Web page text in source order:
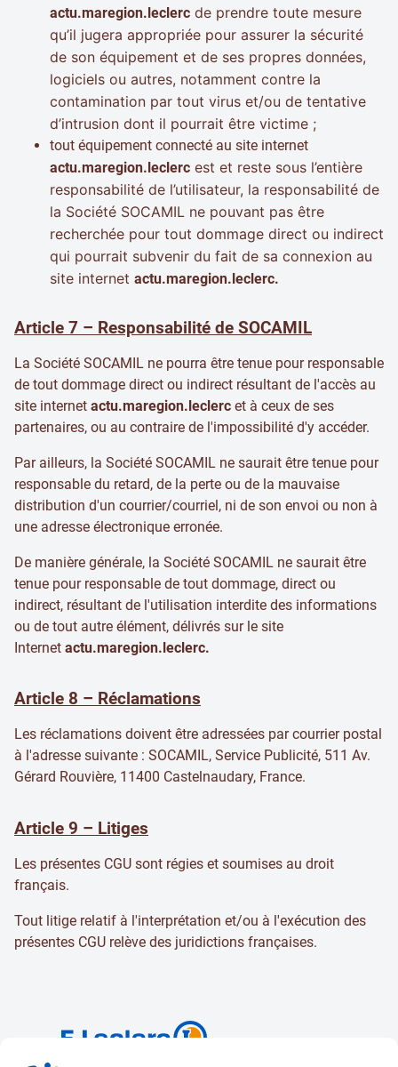
actu.maregion.leclerc de prendre toute mesure
qu’il jugera appropriée pour assurer la sécurité
de son équipement et de ses propres données,
logiciels ou autres, notamment contre la
contamination par tout virus et/ou de tentative
d’intrusion dont il pourrait être victime ;
tout équipement connecté au site internet
actu.maregion.leclerc est et reste sous l’entière
responsabilité de l’utilisateur, la responsabilité de
la Société SOCAMIL ne pouvant pas être
recherchée pour tout dommage direct ou indirect
qui pourrait subvenir du fait de sa connexion au
site internet actu.maregion.leclerc.
Article 7 – Responsabilité de SOCAMIL
La Société SOCAMIL ne pourra être tenue pour responsable
de tout dommage direct ou indirect résultant de l'accès au
site internet actu.maregion.leclerc et à ceux de ses
partenaires, ou au contraire de l'impossibilité d'y accéder.
Par ailleurs, la Société SOCAMIL ne saurait être tenue pour
responsable du retard, de la perte ou de la mauvaise
distribution d'un courrier/courriel, ni de son envoi ou non à
une adresse électronique erronée.
De manière générale, la Société SOCAMIL ne saurait être
tenue pour responsable de tout dommage, direct ou
indirect, résultant de l'utilisation interdite des informations
ou de tout autre élément, délivrés sur le site
Internet actu.maregion.leclerc.
Article 8 – Réclamations
Les réclamations doivent être adressées par courrier postal
à l'adresse suivante : SOCAMIL, Service Publicité, 511 Av.
Gérard Rouvière, 11400 Castelnaudary, France.
Article 9 – Litiges
Les présentes CGU sont régies et soumises au droit
français.
Tout litige relatif à l'interprétation et/ou à l'exécution des
présentes CGU relève des juridictions françaises.